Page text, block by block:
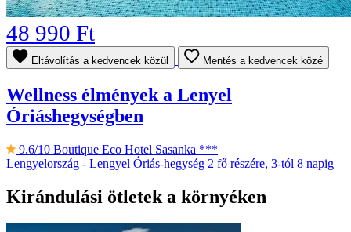
48 990 Ft
Eltávolítás a kedvencek közül Mentés a kedvencek közé
Wellness élmények a Lenyel
Óriáshegységben
9.6/10 Boutique Eco Hotel Sasanka ***
Lengyelország - Lengyel Óriás-hegység 2 fő részére, 3-tól 8 napig
Kirándulási ötletek a környéken